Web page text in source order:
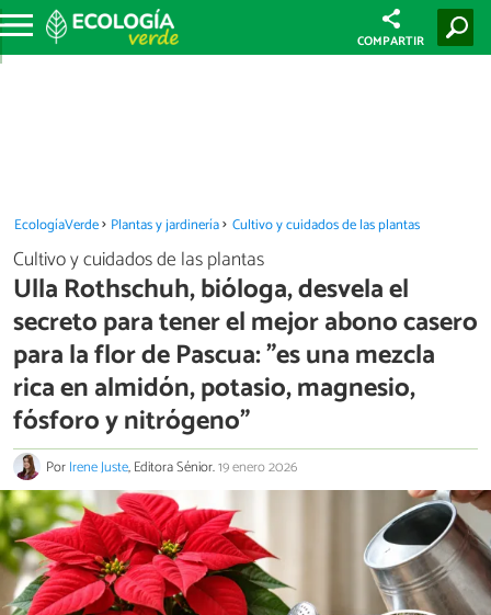
COMPARTIR
EcologíaVerde Plantas y jardinería Cultivo y cuidados de las plantas
Cultivo y cuidados de las plantas
Ulla Rothschuh, bióloga, desvela el
secreto para tener el mejor abono casero
para la flor de Pascua: "es una mezcla
rica en almidón, potasio, magnesio,
fósforo y nitrógeno"
PorIrene Juste, Editora Sénior.19 enero 2026